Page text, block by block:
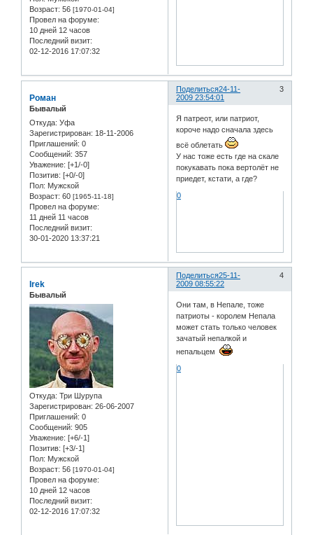
Возраст: 56 [1970-01-04]
Провел на форуме:
10 дней 12 часов
Последний визит:
02-12-2016 17:07:32
Поделиться 3
24-11-
2009 23:54:01
Роман
Бывалый
Откуда: Уфа
Зарегистрирован: 18-11-2006
Приглашений: 0
Сообщений: 357
Уважение: [+1/-0]
Позитив: [+0/-0]
Пол: Мужской
Возраст: 60 [1965-11-18]
Провел на форуме:
11 дней 11 часов
Последний визит:
30-01-2020 13:37:21
Я патреот, или патриот,
короче надо сначала здесь
всё облетать
У нас тоже есть где на скале
покукавать пока вертолёт не
приедет, кстати, а где?
0
Поделиться 4
25-11-
2009 08:55:22
Irek
Бывалый
Откуда: Три Шурупа
Зарегистрирован: 26-06-2007
Приглашений: 0
Сообщений: 905
Уважение: [+6/-1]
Позитив: [+3/-1]
Пол: Мужской
Возраст: 56 [1970-01-04]
Провел на форуме:
10 дней 12 часов
Последний визит:
02-12-2016 17:07:32
Они там, в Непале, тоже
патриоты - королем Непала
может стать только человек
зачатый непалкой и
непальцем
0